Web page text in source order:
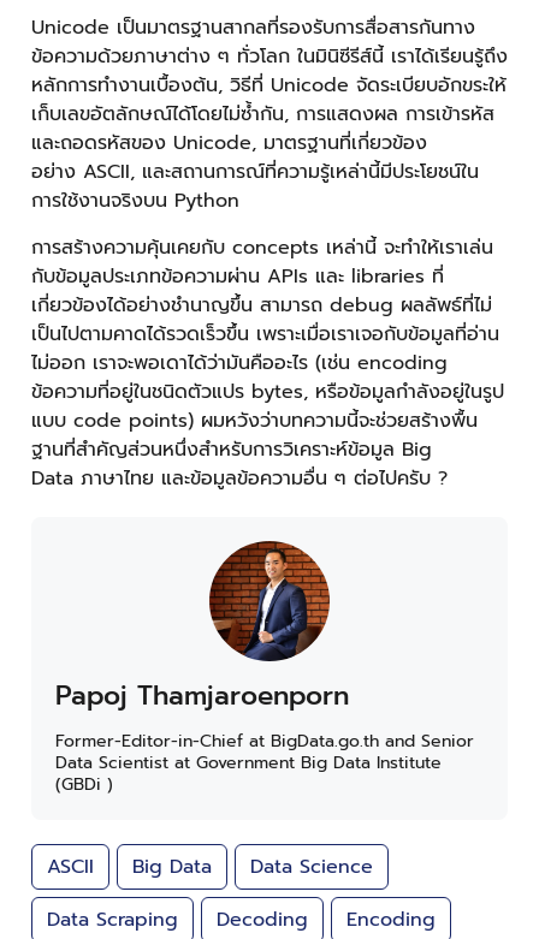
Unicode เป็นมาตรฐานสากลที่รองรับการสื่อสารกันทาง
ข้อความด้วยภาษาต่าง ๆ ทั่วโลก ในมินิซีรีส์นี้ เราได้เรียนรู้ถึง
หลักการทำงานเบื้องต้น, วิธีที่ Unicode จัดระเบียบอักขระให้
เก็บเลขอัตลักษณ์ได้โดยไม่ซ้ำกัน, การแสดงผล การเข้ารหัส
และถอดรหัสของ Unicode, มาตรฐานที่เกี่ยวข้อง
อย่าง ASCII, และสถานการณ์ที่ความรู้เหล่านี้มีประโยชน์ใน
การใช้งานจริงบน Python
การสร้างความคุ้นเคยกับ concepts เหล่านี้ จะทำให้เราเล่น
กับข้อมูลประเภทข้อความผ่าน APIs และ libraries ที่
เกี่ยวข้องได้อย่างชำนาญขึ้น สามารถ debug ผลลัพธ์ที่ไม่
เป็นไปตามคาดได้รวดเร็วขึ้น เพราะเมื่อเราเจอกับข้อมูลที่อ่าน
ไม่ออก เราจะพอเดาได้ว่ามันคืออะไร (เช่น encoding
ข้อความที่อยู่ในชนิดตัวแปร bytes, หรือข้อมูลกำลังอยู่ในรูป
แบบ code points) ผมหวังว่าบทความนี้จะช่วยสร้างพื้น
ฐานที่สำคัญส่วนหนึ่งสำหรับการวิเคราะห์ข้อมูล Big
Data ภาษาไทย และข้อมูลข้อความอื่น ๆ ต่อไปครับ ?
Papoj Thamjaroenporn
Former-Editor-in-Chief at BigData.go.th and Senior
Data Scientist at Government Big Data Institute
(GBDi )
ASCII Big Data
Data Science
Data Scraping
Decoding
Encoding